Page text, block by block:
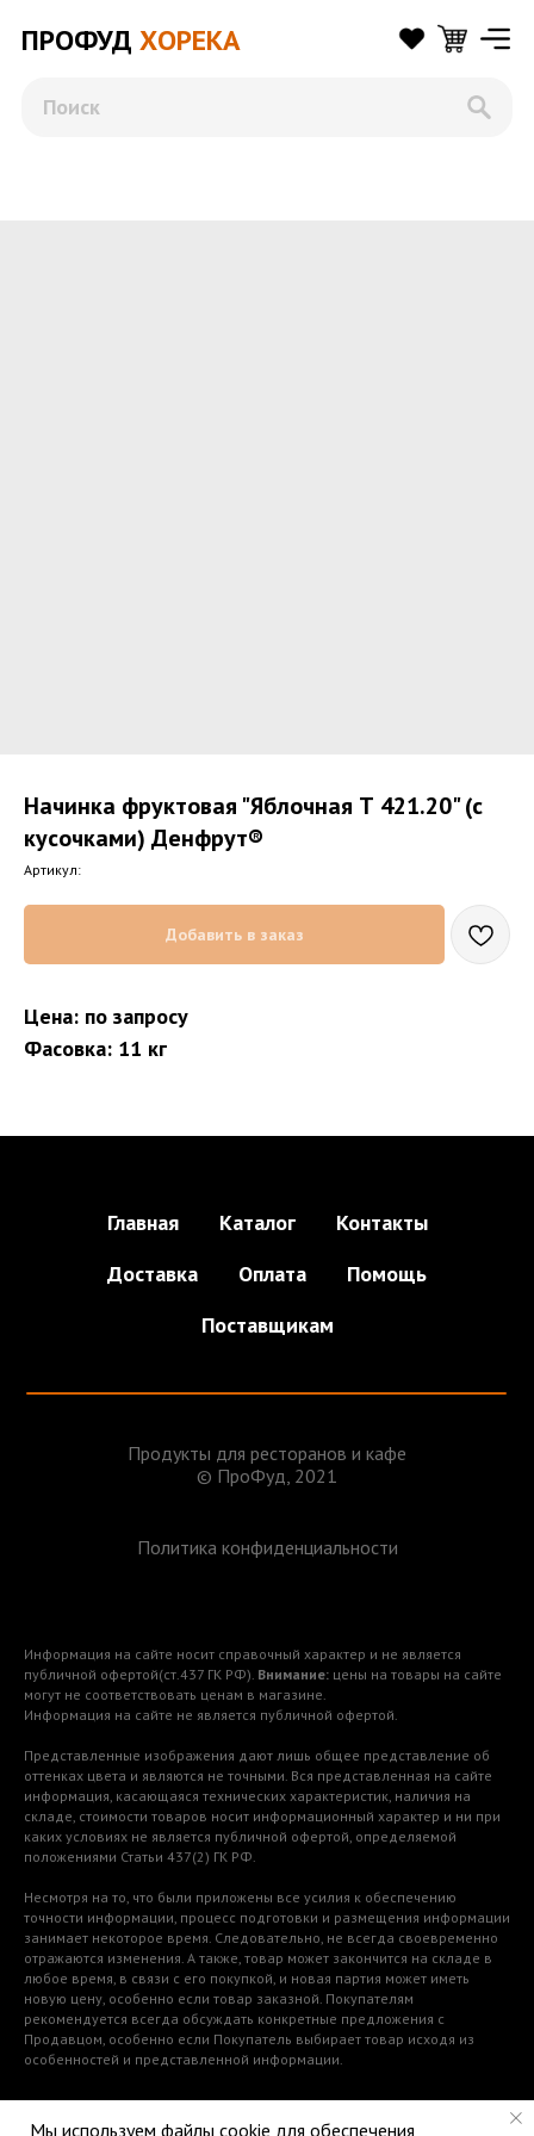
ПРОФУД ХОРЕКА
Поиск
Начинка фруктовая "Яблочная Т 421.20" (с
кусочками) Денфрут®
Артикул:
Добавить в заказ
Цена: по запросу
Фасовка: 11 кг
Главная Каталог
Контакты
Доставка
Оплата
Помощь
Поставщикам
Продукты для ресторанов и кафе
© ПроФуд, 2021
Политика конфиденциальности
Информация на сайте носит справочный характер и не является
публичной офертой(ст.437 ГК РФ). Внимание: цены на товары на сайте
могут не соответствовать ценам в магазине.
Информация на сайте не является публичной офертой.
Представленные изображения дают лишь общее представление об
оттенках цвета и являются не точными. Вся представленная на сайте
информация, касающаяся технических характеристик, наличия на
складе, стоимости товаров носит информационный характер и ни при
каких условиях не является публичной офертой, определяемой
положениями Статьи 437(2) ГК РФ.
Несмотря на то, что были приложены все усилия к обеспечению
точности информации, процесс подготовки и размещения информации
занимает некоторое время. Следовательно, не всегда своевременно
отражаются изменения. А также, товар может закончится на складе в
любое время, в связи с его покупкой, и новая партия может иметь
новую цену, особенно если товар заказной. Покупателям
рекомендуется всегда обсуждать конкретные предложения с
Продавцом, особенно если Покупатель выбирает товар исходя из
особенностей и представленной информации.
Мы используем файлы cookie для обеспечения